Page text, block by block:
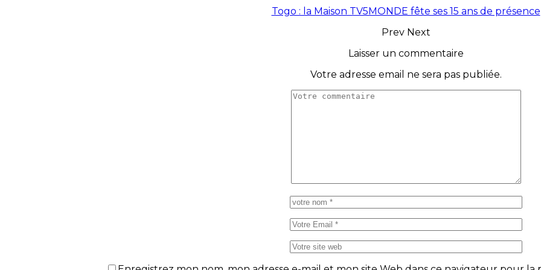
Togo : la Maison TV5MONDE fête ses 15 ans de présence
Prev Next
Laisser un commentaire
Votre adresse email ne sera pas publiée.